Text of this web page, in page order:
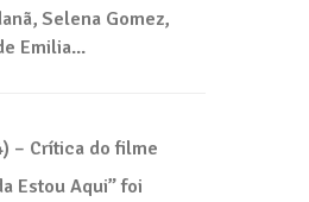
Selena Gomez,
Emilia...
– Crítica do filme
Estou Aqui” foi